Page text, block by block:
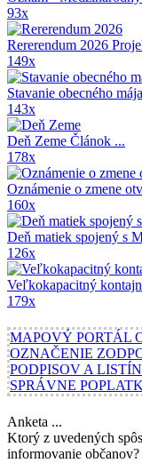
93x
Rererendum 2026
149x
Stavanie obecného mája
143x
Deň Zeme Článok ...
178x
Oznámenie o zmene
160x
Deň matiek spojený s
126x
Veľkokapacitný
179x
MAPOVÝ PORTÁL
OZNAČENIE
PODPISOV A LISTÍN
SPRÁVNE
Anketa ...
Ktorý z uvedených
informovanie občanov?